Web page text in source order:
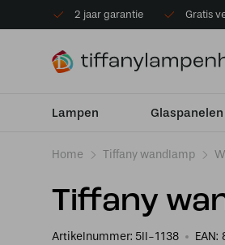
2 jaar garantie Gratis
Lampen Glaspanelen
Home Tiffany wandlamp
Tiffany
Artikelnummer: 5ll-1138 EAN: